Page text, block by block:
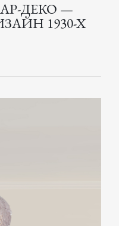
ДЕКО —
1930-Х